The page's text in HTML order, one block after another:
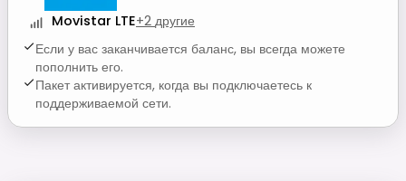
Movistar LTE+2 другие
Если у вас заканчивается баланс, вы всегда можете
пополнить его.
Пакет активируется, когда вы подключаетесь к
поддерживаемой сети.